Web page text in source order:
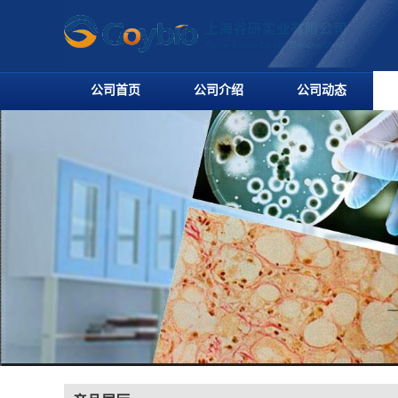
公司首页 公司介绍 公司动态